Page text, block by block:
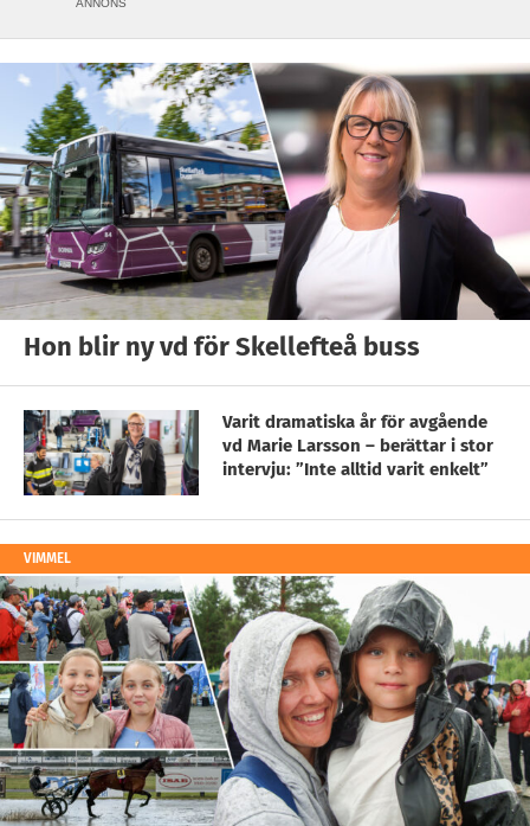
ANNONS
Hon blir ny vd för Skellefteå buss
Varit dramatiska år för avgående
vd Marie Larsson – berättar i stor
intervju: ”Inte alltid varit enkelt”
VIMMEL